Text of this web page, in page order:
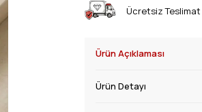
Ücretsiz Teslimat
Ürün Açıklaması
Ürün Detayı